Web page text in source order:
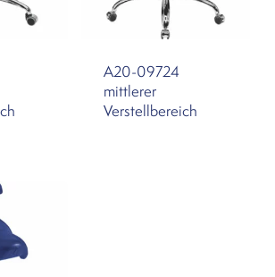
A20-09724
mittlerer
Verstellbereich